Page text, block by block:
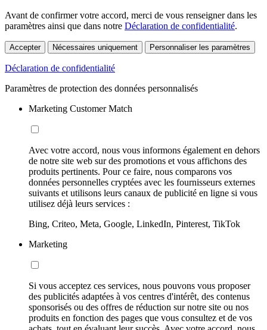
Avant de confirmer votre accord, merci de vous renseigner dans les
paramètres ainsi que dans notre Déclaration de confidentialité.
Accepter Nécessaires uniquement Personnaliser les paramètres
Déclaration de confidentialité
Paramètres de protection des données personnalisés
Marketing Customer Match
Avec votre accord, nous vous informons également en dehors
de notre site web sur des promotions et vous affichons des
produits pertinents. Pour ce faire, nous comparons vos
données personnelles cryptées avec les fournisseurs externes
suivants et utilisons leurs canaux de publicité en ligne si vous
utilisez déjà leurs services :
Bing, Criteo, Meta, Google, LinkedIn, Pinterest, TikTok
Marketing
Si vous acceptez ces services, nous pouvons vous proposer
des publicités adaptées à vos centres d'intérêt, des contenus
sponsorisés ou des offres de réduction sur notre site ou nos
produits en fonction des pages que vous consultez et de vos